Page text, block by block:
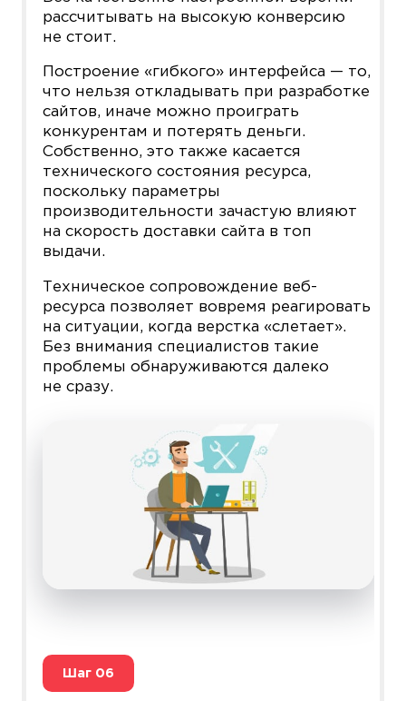
рассчитывать на высокую конверсию
не стоит.
Построение «гибкого» интерфейса — то,
что нельзя откладывать при разработке
сайтов, иначе можно проиграть
конкурентам и потерять деньги.
Собственно, это также касается
технического состояния ресурса,
поскольку параметры
производительности зачастую влияют
на скорость доставки сайта в топ
выдачи.
Техническое сопровождение веб-
ресурса позволяет вовремя реагировать
на ситуации, когда верстка «слетает».
Без внимания специалистов такие
проблемы обнаруживаются далеко
не сразу.
Шаг 06